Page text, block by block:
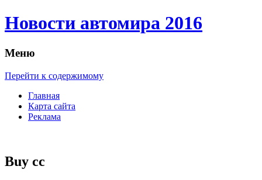
Новости автомира 2016
Меню
Перейти к содержимому
Главная
Карта сайта
Реклама
Buy cc